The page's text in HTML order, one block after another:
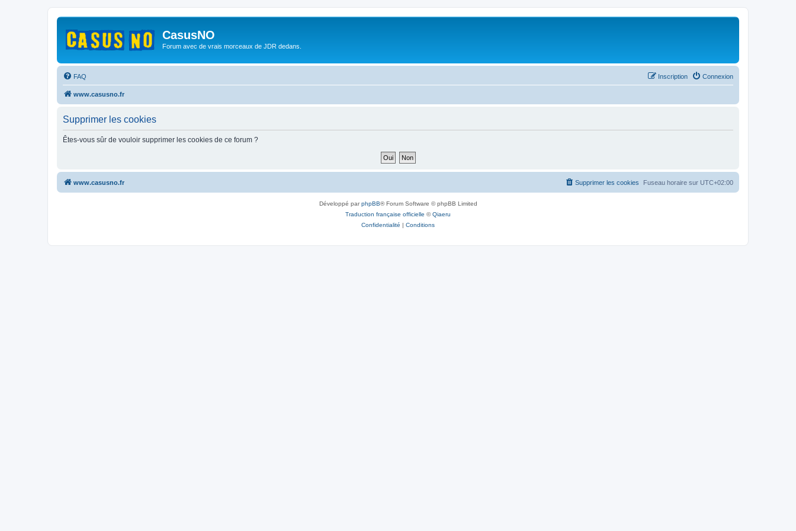
CasusNO
Forum avec de vrais morceaux de JDR dedans.
FAQ Connexion
Inscription
www.casusno.fr
Supprimer les cookies
Êtes-vous sûr de vouloir supprimer les cookies de ce forum ?
www.casusno.fr Fuseau horaire sur UTC+02:00
Supprimer les cookies
Développé parphpBB® Forum Software © phpBB Limited
Traduction française officielle ©Qiaeru
Confidentialité | Conditions